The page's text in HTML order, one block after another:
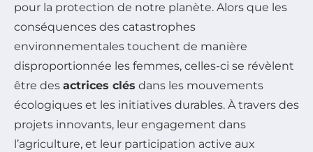
pour la protection de notre planète. Alors que les
conséquences des catastrophes
environnementales touchent de manière
disproportionnée les femmes, celles-ci se révèlent
être des actrices clés dans les mouvements
écologiques et les initiatives durables. À travers des
projets innovants, leur engagement dans
l’agriculture, et leur participation active aux